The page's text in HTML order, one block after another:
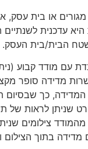
מגורים או בית
עדכנית
הבית/בית העסק.
עם מודד קבוע
מדידה סופר
צילומים